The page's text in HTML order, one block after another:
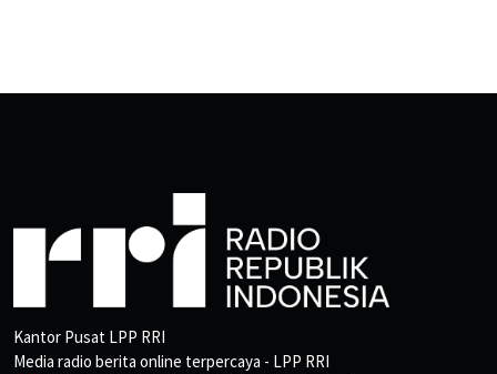
Kantor Pusat LPP RRI
Media radio berita online terpercaya - LPP RRI